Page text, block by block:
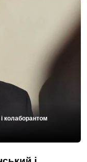
колаборантом